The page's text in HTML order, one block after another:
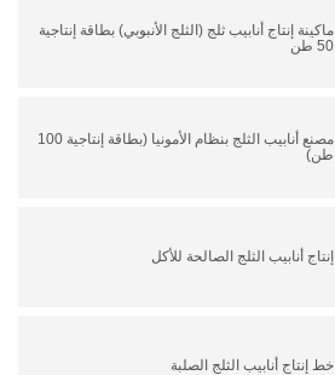
ماكينة إنتاج أنابيب ثلج (الثلج الأنبوبي) بطاقة إنتاجية
50 طن
مصنع أنابيب الثلج بنظام الأمونيا (بطاقة إنتاجية 100
طن)
إنتاج أنابيب الثلج الصالحة للأكل
خط إنتاج أنابيب الثلج الصلبة